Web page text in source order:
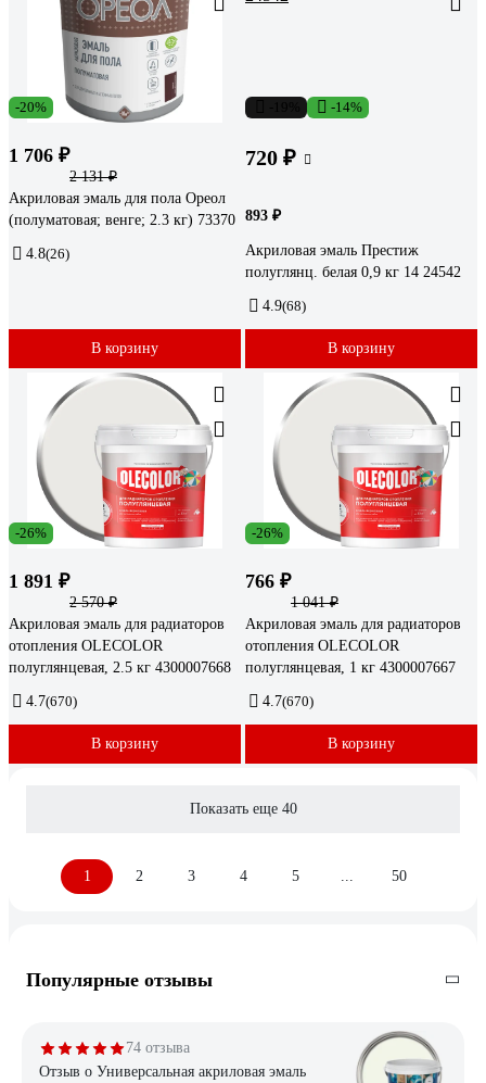
-20%
1 706 ₽
2 131 ₽
Акриловая эмаль для пола Ореол
(полуматовая; венге; 2.3 кг) 73370
4.8(26)
В корзину
-14%
720 ₽
893 ₽
Акриловая эмаль Престиж
полуглянц. белая 0,9 кг 14 24542
4.9(68)
В корзину
-26%
1 891 ₽
2 570 ₽
Акриловая эмаль для радиаторов
отопления OLECOLOR
полуглянцевая, 2.5 кг 4300007668
4.7(670)
В корзину
-26%
766 ₽
1 041 ₽
Акриловая эмаль для радиаторов
отопления OLECOLOR
полуглянцевая, 1 кг 4300007667
4.7(670)
В корзину
Показать еще 40
1 2 3 4 5 50
Популярные отзывы
74 отзыва
Отзыв о Универсальная акриловая эмаль